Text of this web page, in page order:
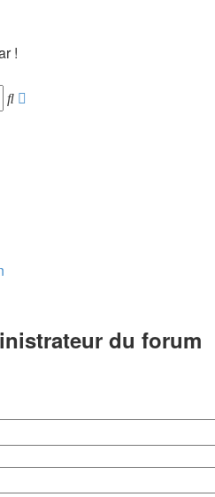
!
Rechercher
du forum